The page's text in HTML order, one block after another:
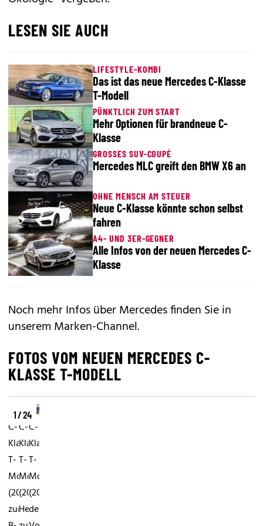
LESEN SIE AUCH
LIFESTYLE-KOMBI
Das ist das neue Mercedes C-Klasse
T-Modell
PÜNKTLICH ZUM START
Mehr Optionen für brandneue C-
Klasse
GROSSES SUV-COUPÉ
Mercedes MLC greift den BMW X6 an
OHNE MENSCH AM STEUER
Neue C-Klasse könnte schon selbst
fahren
A4- UND 3ER-GEGNER
Alle Infos von der neuen Mercedes C-
Klasse
Noch mehr Infos über Mercedes finden Sie in
unserem Marken-Channel.
FOTOS VOM NEUEN MERCEDES C-
KLASSE T-MODELL
1 / 24
C-
Klasse
T-
Modell
(2014)Bis
zur
C-
Klasse
T-
Modell
(2014)...dynamisches
Heck
C-
Klasse
T-
Modell
(2014)Gegenüber
dem